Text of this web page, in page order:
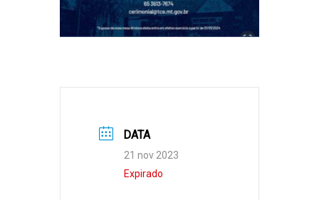
DATA
21 nov 2023
Expirado